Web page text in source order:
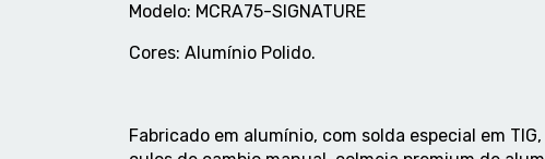
Modelo: MCRA75-SIGNATURE
Cores: Alumí­nio Polido.
Fabricado em alumí­nio, com solda especial em